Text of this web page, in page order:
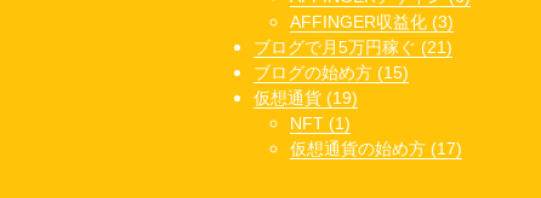
AFFINGER収益化 (3)
ブログで月5万円稼ぐ (21)
ブログの始め方 (15)
仮想通貨 (19)
NFT (1)
仮想通貨の始め方 (17)